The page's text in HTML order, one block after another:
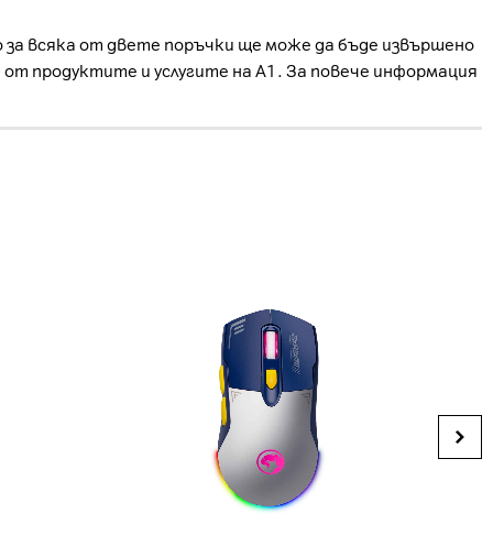
всяка от двете поръчки ще може да бъде извършено
продуктите и услугите на А1. За повече информация